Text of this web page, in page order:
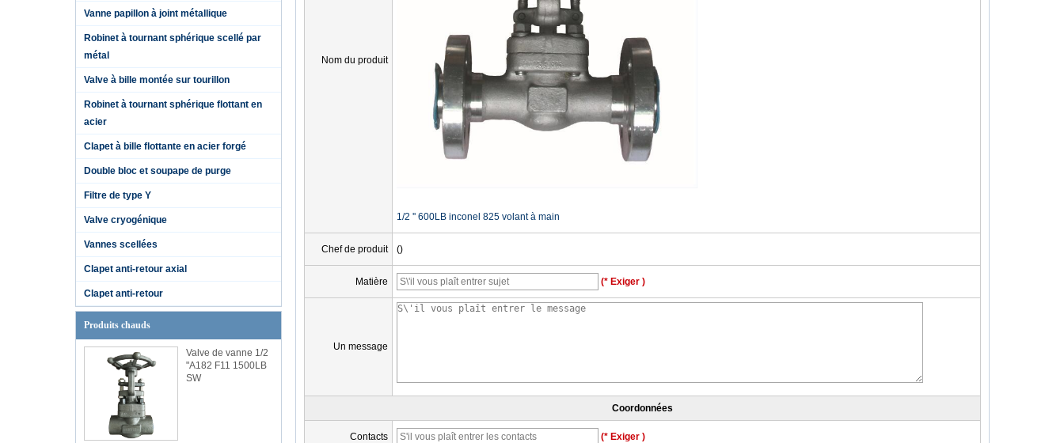
Vanne papillon à joint métallique
Robinet à tournant sphérique scellé par
métal
Valve à bille montée sur tourillon
Robinet à tournant sphérique flottant en
acier
Clapet à bille flottante en acier forgé
Double bloc et soupape de purge
Filtre de type Y
Valve cryogénique
Vannes scellées
Clapet anti-retour axial
Clapet anti-retour
Produits chauds
Valve de vanne 1/2
"A182 F11 1500LB
SW
Nom du produit
1/2 '' 600LB inconel 825 volant à main
Chef de produit ()
Matière (* Exiger )
Un message
Coordonnées
Contacts (* Exiger )